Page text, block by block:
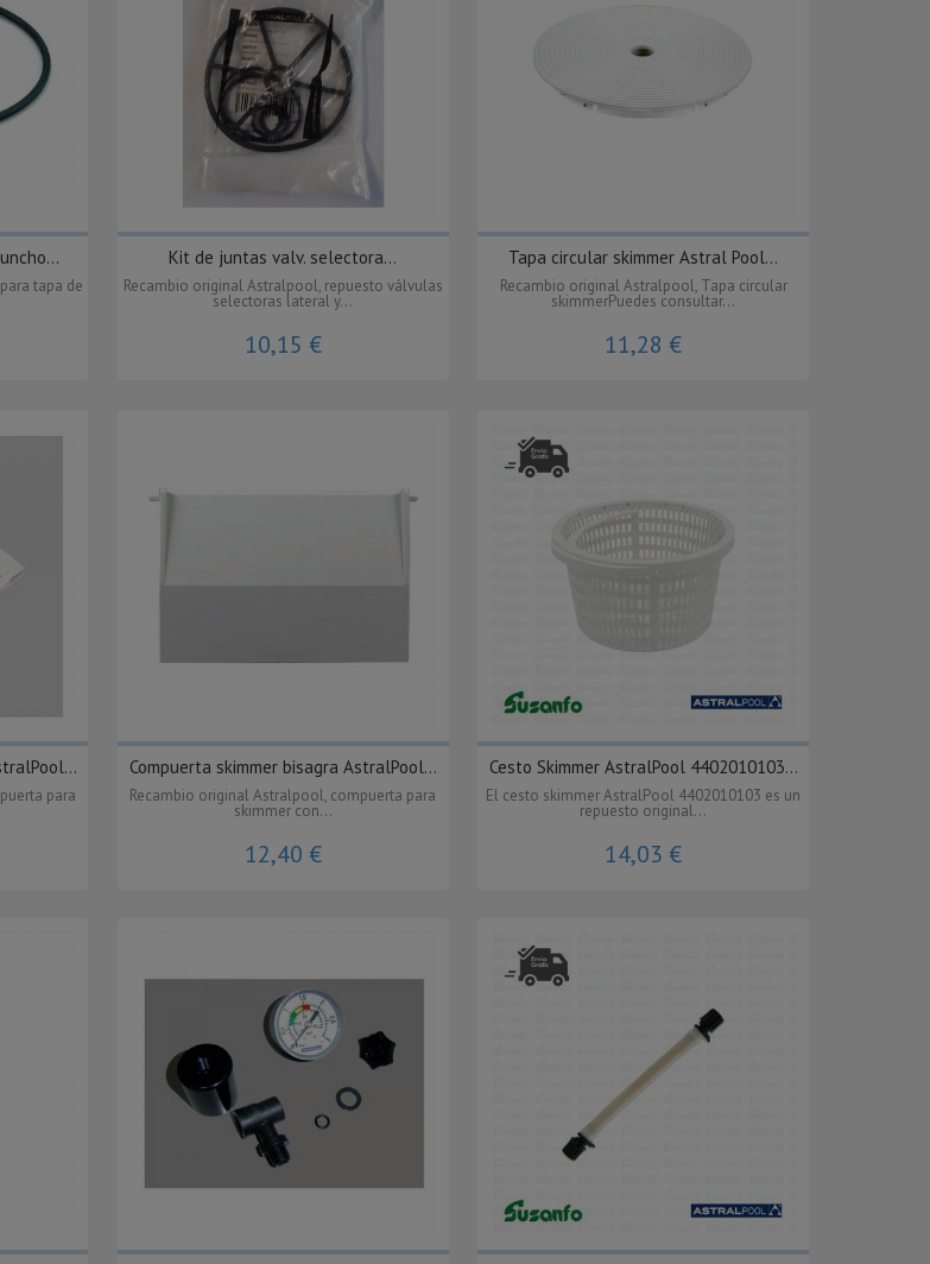
tapa de
Kit de juntas valv. selectora...
Recambio original Astralpool, repuesto válvulas
selectoras lateral y...
10,15 €
Tapa circular skimmer Astral Pool...
Recambio original Astralpool, Tapa circular
skimmerPuedes consultar...
11,28 €
para
Compuerta skimmer bisagra AstralPool...
Recambio original Astralpool, compuerta para
skimmer con...
12,40 €
Cesto Skimmer AstralPool 4402010103...
El cesto skimmer AstralPool 4402010103 es un
repuesto original...
14,03 €